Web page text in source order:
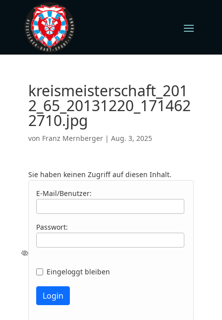
kreismeisterschaft_201
2_65_20131220_171462
2710.jpg
von Franz Mernberger| Aug. 3, 2025
Sie haben keinen Zugriff auf diesen Inhalt.
E-Mail/Benutzer:
Passwort:
Eingeloggt bleiben